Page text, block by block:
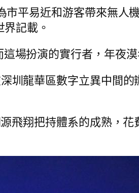
平易近和游客帶來無人
記載。
場扮演的實行者，年夜
圳龍華區數字立異中間
飛翔把持體系的成熟，